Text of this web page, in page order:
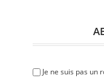
Je ne suis pas un